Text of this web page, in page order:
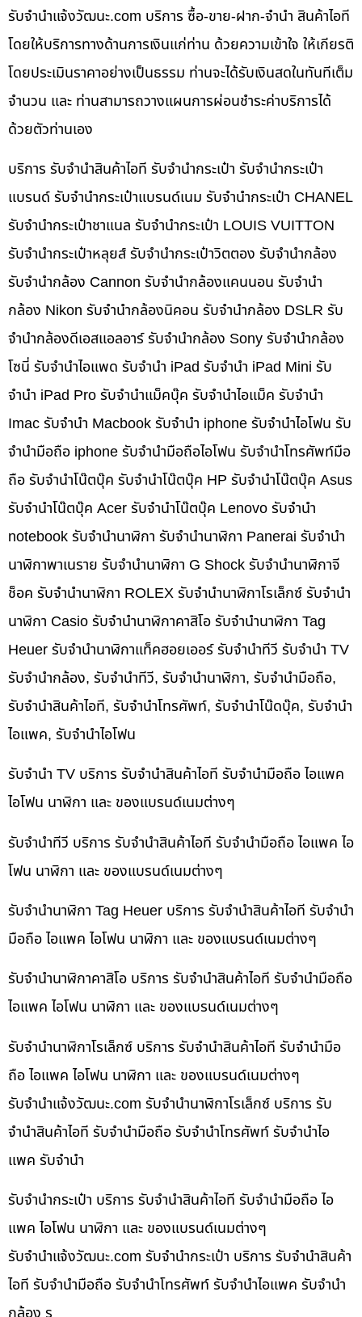
รับจํานําแจ้งวัฒนะ.com บริการ ซื้อ-ขาย-ฝาก-จำนำ สินค้าไอที
โดยให้บริการทางด้านการเงินแก่ท่าน ด้วยความเข้าใจ ให้เกียรติ
โดยประเมินราคาอย่างเป็นธรรม ท่านจะได้รับเงินสดในทันทีเต็ม
จำนวน และ ท่านสามารถวางแผนการผ่อนชำระค่าบริการได้
ด้วยตัวท่านเอง
บริการ รับจำนำสินค้าไอที รับจำนำกระเป๋า รับจำนำกระเป๋า
แบรนด์ รับจำนำกระเป๋าแบรนด์เนม รับจำนำกระเป๋า CHANEL
รับจำนำกระเป๋าชาแนล รับจำนำกระเป๋า LOUIS VUITTON
รับจำนำกระเป๋าหลุยส์ รับจำนำกระเป๋าวิตตอง รับจำนำกล้อง
รับจำนำกล้อง Cannon รับจำนำกล้องแคนนอน รับจำนำ
กล้อง Nikon รับจำนำกล้องนิคอน รับจำนำกล้อง DSLR รับ
จำนำกล้องดีเอสแอลอาร์ รับจำนำกล้อง Sony รับจำนำกล้อง
โซนี่ รับจำนำไอแพด รับจำนำ iPad รับจำนำ iPad Mini รับ
จำนำ iPad Pro รับจำนำแม็คบุ๊ค รับจำนำไอแม็ค รับจำนำ
Imac รับจำนำ Macbook รับจำนำ iphone รับจำนำไอโฟน รับ
จำนำมือถือ iphone รับจำนำมือถือไอโฟน รับจำนำโทรศัพท์มือ
ถือ รับจำนำโน๊ตบุ๊ค รับจำนำโน๊ตบุ๊ค HP รับจำนำโน๊ตบุ๊ค Asus
รับจำนำโน๊ตบุ๊ค Acer รับจำนำโน๊ตบุ๊ค Lenovo รับจำนำ
notebook รับจำนำนาฬิกา รับจำนำนาฬิกา Panerai รับจำนำ
นาฬิกาพาเนราย รับจำนำนาฬิกา G Shock รับจำนำนาฬิกาจี
ช็อค รับจำนำนาฬิกา ROLEX รับจำนำนาฬิกาโรเล็กซ์ รับจำนำ
นาฬิกา Casio รับจำนำนาฬิกาคาสิโอ รับจำนำนาฬิกา Tag
Heuer รับจำนำนาฬิกาแท็คฮอยเออร์ รับจำนำทีวี รับจำนำ TV
รับจำนำกล้อง, รับจำนำทีวี, รับจำนำนาฬิกา, รับจำนำมือถือ,
รับจำนำสินค้าไอที, รับจำนำโทรศัพท์, รับจำนำโน๊ดบุ๊ค, รับจำนำ
ไอแพค, รับจำนำไอโฟน
รับจำนำ TV บริการ รับจำนำสินค้าไอที รับจำนำมือถือ ไอแพค
ไอโฟน นาฬิกา และ ของแบรนด์เนมต่างๆ
รับจำนำทีวี บริการ รับจำนำสินค้าไอที รับจำนำมือถือ ไอแพค ไอ
โฟน นาฬิกา และ ของแบรนด์เนมต่างๆ
รับจำนำนาฬิกา Tag Heuer บริการ รับจำนำสินค้าไอที รับจำนำ
มือถือ ไอแพค ไอโฟน นาฬิกา และ ของแบรนด์เนมต่างๆ
รับจำนำนาฬิกาคาสิโอ บริการ รับจำนำสินค้าไอที รับจำนำมือถือ
ไอแพค ไอโฟน นาฬิกา และ ของแบรนด์เนมต่างๆ
รับจำนำนาฬิกาโรเล็กซ์ บริการ รับจำนำสินค้าไอที รับจำนำมือ
ถือ ไอแพค ไอโฟน นาฬิกา และ ของแบรนด์เนมต่างๆ
รับจํานําแจ้งวัฒนะ.com รับจำนำนาฬิกาโรเล็กซ์ บริการ รับ
จำนำสินค้าไอที รับจำนำมือถือ รับจำนำโทรศัพท์ รับจำนำไอ
แพค รับจำนำ
รับจำนำกระเป๋า บริการ รับจำนำสินค้าไอที รับจำนำมือถือ ไอ
แพค ไอโฟน นาฬิกา และ ของแบรนด์เนมต่างๆ
รับจํานําแจ้งวัฒนะ.com รับจำนำกระเป๋า บริการ รับจำนำสินค้า
ไอที รับจำนำมือถือ รับจำนำโทรศัพท์ รับจำนำไอแพค รับจำนำ